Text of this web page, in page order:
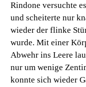
Rindone versuchte
und scheiterte nur
wieder der flinke
wurde. Mit einer
Abwehr ins Leere
nur um wenige
konnte sich wieder